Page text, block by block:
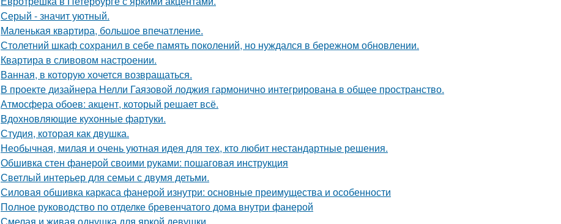
Серый - значит уютный.
Маленькая квартира, большое впечатление.
Столетний шкаф сохранил в себе память поколений, но нуждался в бережном обновлении.
Квартира в сливовом настроении.
Ванная, в которую хочется возвращаться.
В проекте дизайнера Нелли Гаязовой лоджия гармонично интегрирована в общее пространство.
Атмосфера обоев: акцент, который решает всё.
Вдохновляющие кухонные фартуки.
Студия, которая как двушка.
Необычная, милая и очень уютная идея для тех, кто любит нестандартные решения.
Обшивка стен фанерой своими руками: пошаговая инструкция
Светлый интерьер для семьи с двумя детьми.
Силовая обшивка каркаса фанерой изнутри: основные преимущества и особенности
Полное руководство по отделке бревенчатого дома внутри фанерой